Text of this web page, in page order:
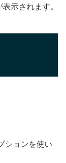
示されます。
ションを使い